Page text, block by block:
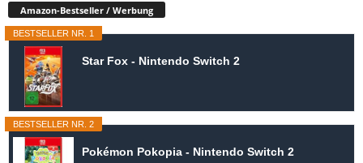
Amazon-Bestseller / Werbung
BESTSELLER NR. 1
Star Fox - Nintendo Switch 2
BESTSELLER NR. 2
Pokémon Pokopia - Nintendo Switch 2